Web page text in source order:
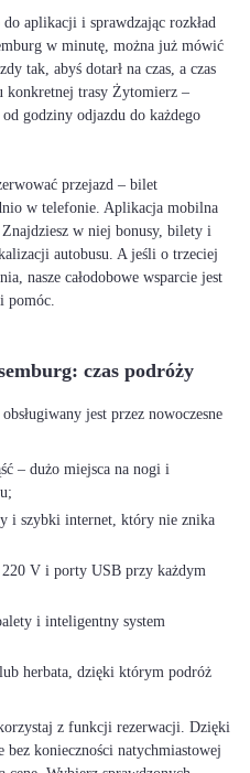
aplikacji i sprawdzając rozkład
w minutę, można już mówić
tak, abyś dotarł na czas, a czas
konkretnej trasy Żytomierz –
godziny odjazdu do każdego
przejazd – bilet
w telefonie. Aplikacja mobilna
w niej bonusy, bilety i
autobusu. A jeśli o trzeciej
nasze całodobowe wsparcie jest
pomóc.
czas podróży
jest przez nowoczesne
– dużo miejsca na nogi i
i szybki internet, który nie znika
220 V i porty USB przy każdym
i inteligentny system
herbata, dzięki którym podróż
z funkcji rezerwacji. Dzięki
bez konieczności natychmiastowej